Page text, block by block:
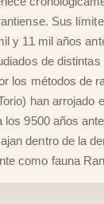
Sus
y 11 mil años
de
los métodos de
han arrojado
los 9500 años
dentro de la
como fauna